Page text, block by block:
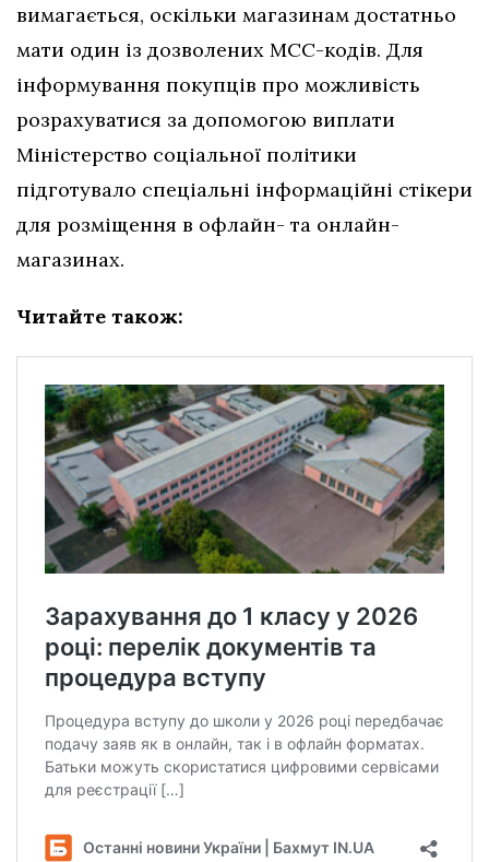
вимагається, оскільки магазинам достатньо
мати один із дозволених МСС-кодів. Для
інформування покупців про можливість
розрахуватися за допомогою виплати
Міністерство соціальної політики
підготувало спеціальні інформаційні стікери
для розміщення в офлайн- та онлайн-
магазинах.
Читайте також: